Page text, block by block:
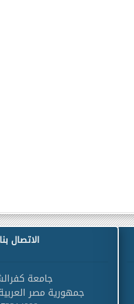
الاتصال بنا
جامعة
جمهورية مصر